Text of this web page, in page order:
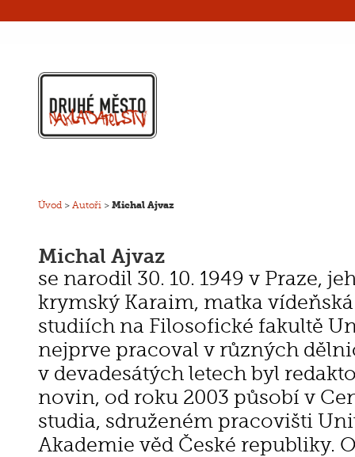
Úvod > Autoři > Michal Ajvaz
Michal Ajvaz
se narodil 30. 10. 1949 v Praze,
krymský Karaim, matka vídeňská
studiích na Filosofické fakultě
nejprve pracoval v různých
v devadesátých letech byl
novin, od roku 2003 působí v
studia, sdruženém pracovišti
Akademie věd České republiky.